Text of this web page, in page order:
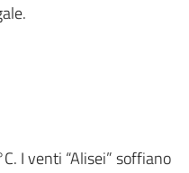
I venti “Alisei” soffiano